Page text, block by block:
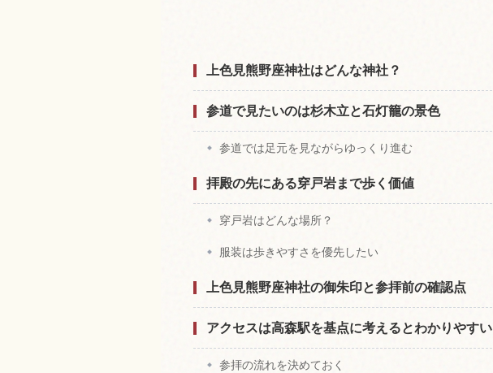
上色見熊野座神社はどんな神社？
参道で見たいのは杉木立と石灯籠の景色
参道では足元を見ながらゆっくり進む
拝殿の先にある穿戸岩まで歩く価値
穿戸岩はどんな場所？
服装は歩きやすさを優先したい
上色見熊野座神社の御朱印と参拝前の確認点
アクセスは高森駅を基点に考えるとわかりやすい
参拝の流れを決めておく